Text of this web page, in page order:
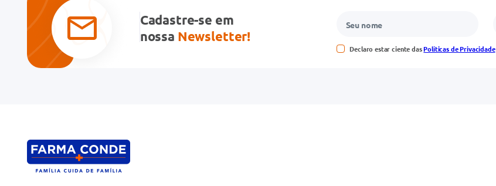
Cadastre-se em
nossa Newsletter!
Declaro estar ciente dasPolíticas de Privacidade